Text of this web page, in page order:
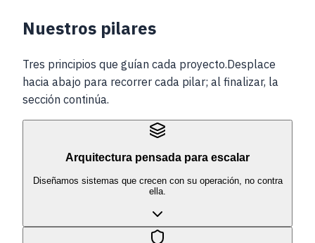
Nuestros pilares
Tres principios que guían cada proyecto.Desplace
hacia abajo para recorrer cada pilar; al finalizar, la
sección continúa.
Arquitectura pensada para escalar
Diseñamos sistemas que crecen con su operación, no contra
ella.